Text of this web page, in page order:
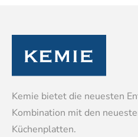
Kemie bietet die neuesten
Kombination mit den
Küchenplatten.